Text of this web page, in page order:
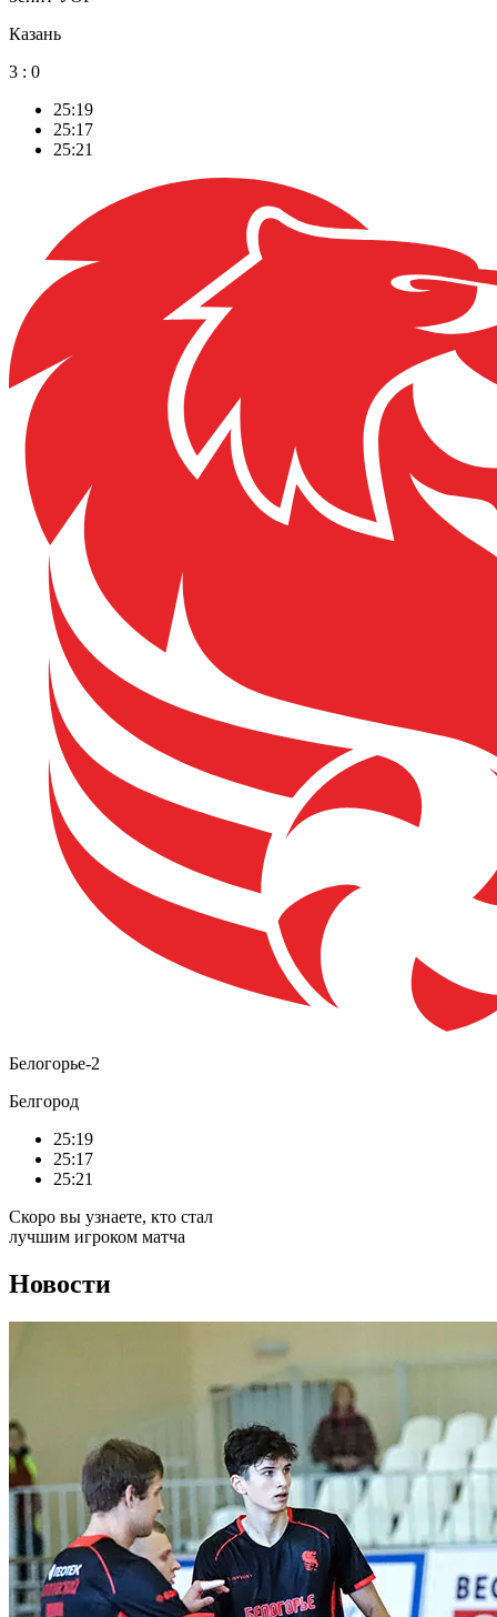
Казань
3 : 0
25:19
25:17
25:21
Белогорье-2
Белгород
25:19
25:17
25:21
Скоро вы узнаете, кто стал
лучшим игроком матча
Новости